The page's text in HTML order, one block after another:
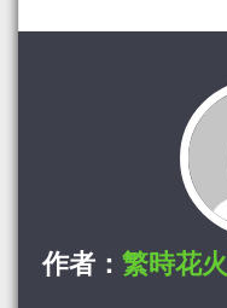
作者： 繁時花火